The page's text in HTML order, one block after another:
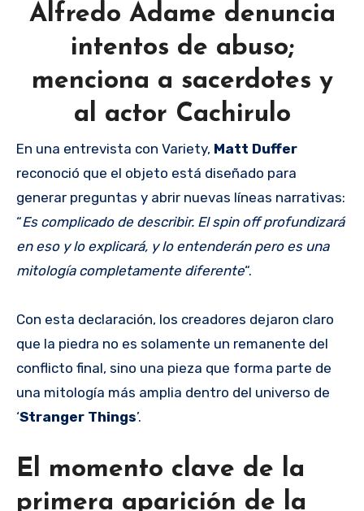
Alfredo Adame denuncia
intentos de abuso;
menciona a sacerdotes y
al actor Cachirulo
En una entrevista con Variety, Matt Duffer
reconoció que el objeto está diseñado para
generar preguntas y abrir nuevas líneas narrativas:
“Es complicado de describir. El spin off profundizará
en eso y lo explicará, y lo entenderán pero es una
mitología completamente diferente“.
Con esta declaración, los creadores dejaron claro
que la piedra no es solamente un remanente del
conflicto final, sino una pieza que forma parte de
una mitología más amplia dentro del universo de
‘Stranger Things’.
El momento clave de la
primera aparición de la